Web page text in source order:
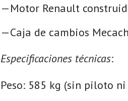
—Motor Renault
—Caja de cambios
Especificaciones técnicas:
Peso: 585 kg (sin piloto